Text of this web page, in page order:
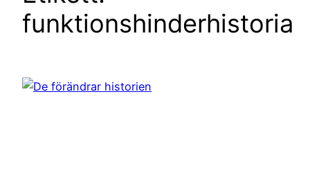
funktionshinderhistoria